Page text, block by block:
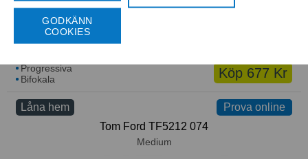
Köp 677 Kr
Progressiva
Bifokala
Prova online
Prova online
Låna hem
Tom Ford TF5212 074
Medium
GODKÄNN
COOKIES